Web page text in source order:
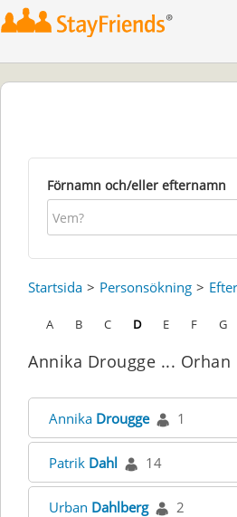
Förnamn och/eller efternamn
Startsida Personsökning
A B C D E F G
Annika Drougge ... Orhan
Annika Drougge 1
Patrik Dahl 14
Urban Dahlberg 2